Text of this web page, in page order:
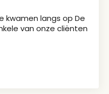
kwamen langs op De
van onze cliënten